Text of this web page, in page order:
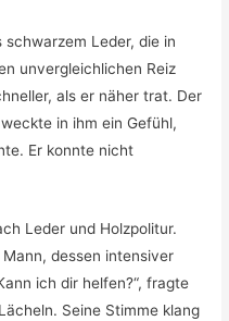
Leder, die in
unvergleichlichen Reiz
als er näher trat. Der
in ihm ein Gefühl,
Er konnte nicht
Leder und Holzpolitur.
dessen intensiver
ich dir helfen?“, fragte
Seine Stimme klang